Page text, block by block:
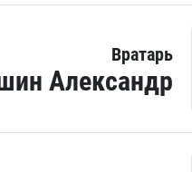
Вратарь
Александр